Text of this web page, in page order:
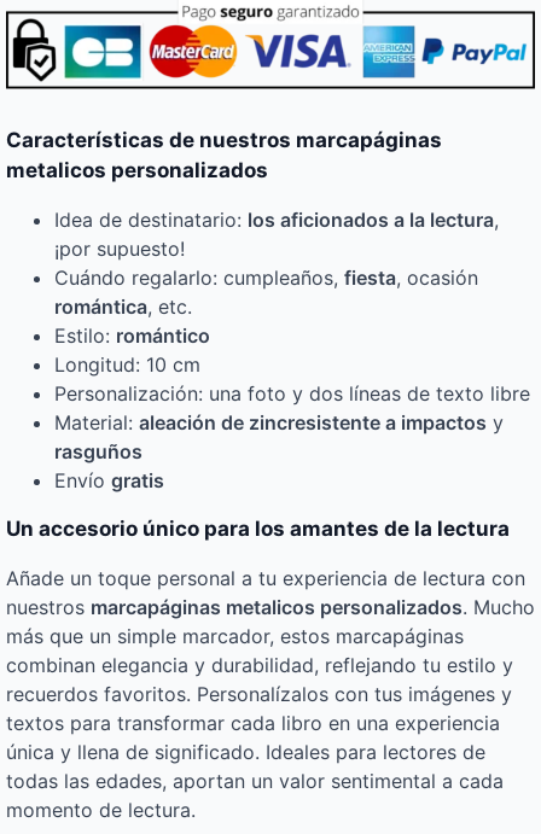
Características de nuestros marcapáginas
metalicos personalizados
Idea de destinatario: los aficionados a la lectura,
¡por supuesto!
Cuándo regalarlo: cumpleaños, fiesta, ocasión
romántica, etc.
Estilo: romántico
Longitud: 10 cm
Personalización: una foto y dos líneas de texto libre
Material: aleación de zincresistente a impactos y
rasguños
Envío gratis
Un accesorio único para los amantes de la lectura
Añade un toque personal a tu experiencia de lectura con
nuestros marcapáginas metalicos personalizados. Mucho
más que un simple marcador, estos marcapáginas
combinan elegancia y durabilidad, reflejando tu estilo y
recuerdos favoritos. Personalízalos con tus imágenes y
textos para transformar cada libro en una experiencia
única y llena de significado. Ideales para lectores de
todas las edades, aportan un valor sentimental a cada
momento de lectura.